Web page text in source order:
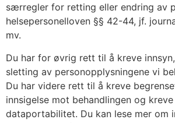
særregler for retting eller endring av
helsepersonelloven §§ 42-44, jf.
mv.
Du har for øvrig rett til å kreve
sletting av personopplysningene vi
Du har videre rett til å kreve
innsigelse mot behandlingen og
dataportabilitet. Du kan lese mer om